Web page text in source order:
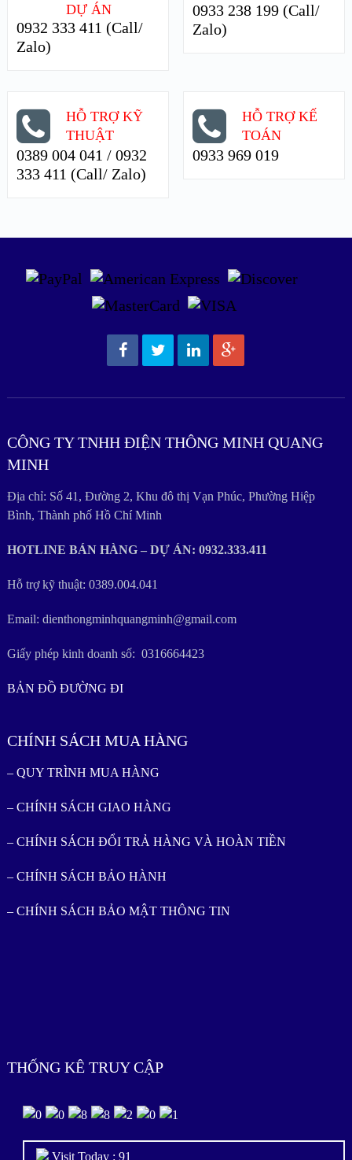
DỰ ÁN
0932 333 411 (Call/
Zalo)
0933 238 199 (Call/
Zalo)
HỖ TRỢ KỸ
THUẬT
0389 004 041 / 0932
333 411 (Call/ Zalo)
HỖ TRỢ KẾ
TOÁN
0933 969 019
CÔNG TY TNHH ĐIỆN THÔNG MINH QUANG
MINH
Địa chỉ: Số 41, Đường 2, Khu đô thị Vạn Phúc, Phường Hiệp
Bình, Thành phố Hồ Chí Minh
HOTLINE BÁN HÀNG – DỰ ÁN: 0932.333.411
Hỗ trợ kỹ thuật: 0389.004.041
Email: dienthongminhquangminh@gmail.com
Giấy phép kinh doanh số: 0316664423
BẢN ĐỒ ĐƯỜNG ĐI
CHÍNH SÁCH MUA HÀNG
– QUY TRÌNH MUA HÀNG
– CHÍNH SÁCH GIAO HÀNG
– CHÍNH SÁCH ĐỔI TRẢ HÀNG VÀ HOÀN TIỀN
– CHÍNH SÁCH BẢO HÀNH
– CHÍNH SÁCH BẢO MẬT THÔNG TIN
THỐNG KÊ TRUY CẬP
Visit Today : 91